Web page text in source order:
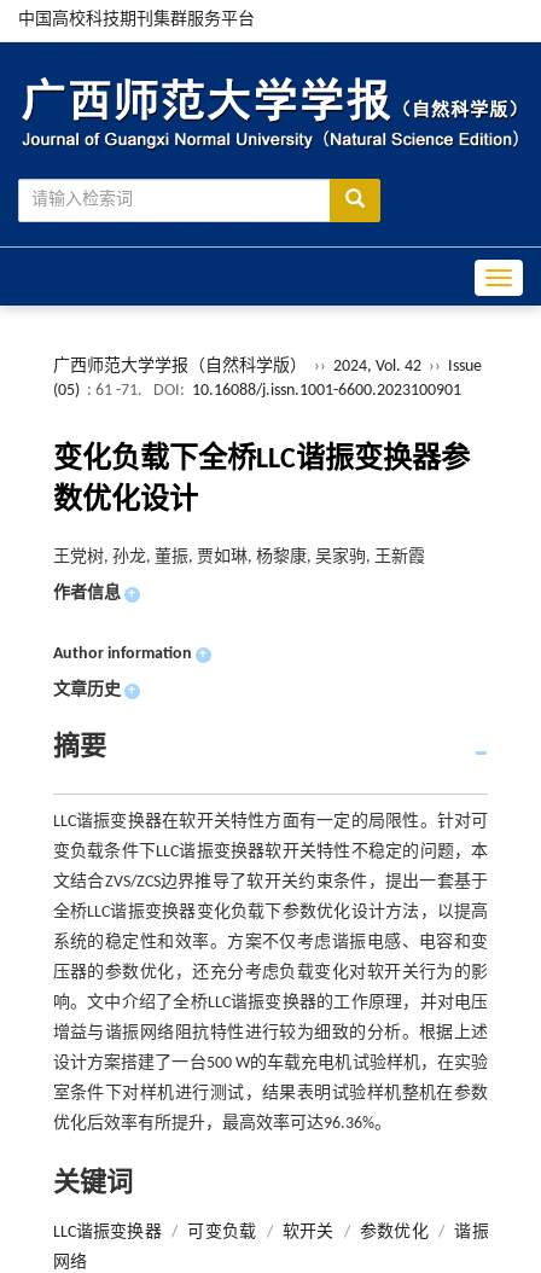
中国高校科技期刊集群服务平台
广西师范大学学报（自然科学版） ›› 2024, Vol. 42 ››
Issue
(05) : 61 -71. DOI: 10.16088/j.issn.1001-6600.2023100901
变化负载下全桥LLC谐振变换器参
数优化设计
王党树, 孙龙, 董振, 贾如琳, 杨黎康, 吴家驹, 王新霞
作者信息 +
Author information +
文章历史 +
摘要
LLC谐振变换器在软开关特性方面有一定的局限性。针对可
变负载条件下LLC谐振变换器软开关特性不稳定的问题，本
文结合ZVS/ZCS边界推导了软开关约束条件，提出一套基于
全桥LLC谐振变换器变化负载下参数优化设计方法，以提高
系统的稳定性和效率。方案不仅考虑谐振电感、电容和变
压器的参数优化，还充分考虑负载变化对软开关行为的影
响。文中介绍了全桥LLC谐振变换器的工作原理，并对电压
增益与谐振网络阻抗特性进行较为细致的分析。根据上述
设计方案搭建了一台500 W的车载充电机试验样机，在实验
室条件下对样机进行测试，结果表明试验样机整机在参数
优化后效率有所提升，最高效率可达96.36%。
关键词
LLC谐振变换器 / 可变负载 / 软开关 / 参数优化 / 谐振
网络